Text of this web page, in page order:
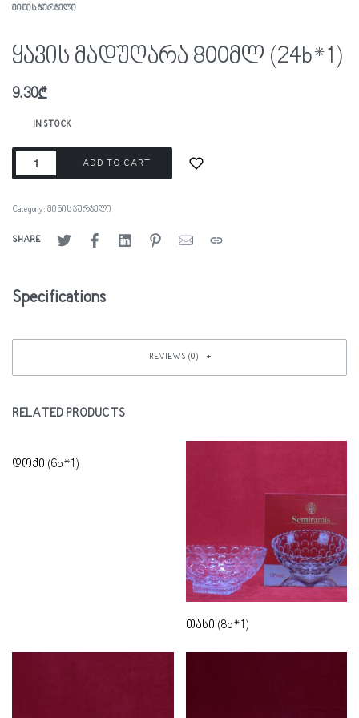
ᲛᲘᲜᲘᲡ ᲭᲣᲠᲭᲔᲚᲘ
ყავის მადუღარა 800მლ (24b*1)
9.30₾
IN STOCK
ADD TO CART
Category: მინის ჭურჭელი
SHARE
Specifications
REVIEWS (0)
RELATED PRODUCTS
დოქი (6b*1)
თასი (8b*1)